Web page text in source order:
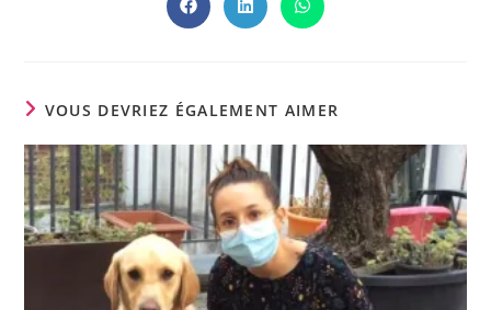
Ouvrir
dans
Ouvrir
dans
Ouvrir
dans
VOUS DEVRIEZ ÉGALEMENT AIMER